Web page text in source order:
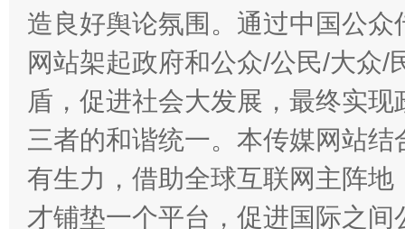
造良好舆论氛围。通过中国公
网站架起政府和公众/公民/大众
盾，促进社会大发展，最终实
三者的和谐统一。本传媒网站
有生力，借助全球互联网主阵
才铺垫一个平台，促进国际之